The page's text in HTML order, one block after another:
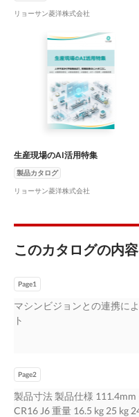
リョーサン菱洋株式会社
生産現場のAI活用特集
製品カタログ
リョーサン菱洋株式会社
このカタログの内容
Page1
マシンビジョンとの連携に
ト
Page2
製品寸法 製品仕様 111.4mm
CR16 J6 重量 16.5 kg 25 kg